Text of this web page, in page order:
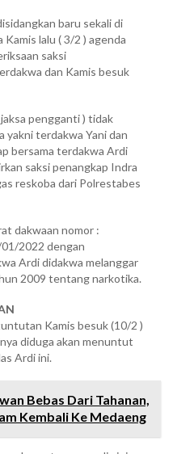
baru sekali di
lalu ( 3/2 ) agenda
saksi
dan Kamis besuk
pengganti ) tidak
yakni terdakwa Yani dan
bersama terdakwa Ardi
saksi penangkap Indra
reskoba dari Polrestabes
dakwaan nomor :
2022 dengan
Ardi didakwa melanggar
2009 tentang narkotika.
Kamis besuk (10/2 )
diduga akan menuntut
Ardi ini.
Bebas Dari Tahanan,
Kembali Ke Medaeng